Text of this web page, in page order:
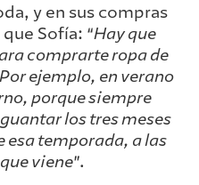
y en sus compras
Sofía: “Hay que
comprarte ropa de
ejemplo, en verano
porque siempre
los tres meses
esa temporada, a las
viene”.